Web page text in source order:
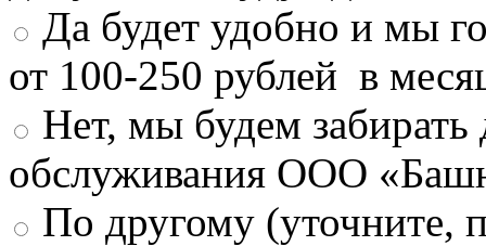
Да будет удобно и мы
от 100-250 рублей в
Нет, мы будем
обслуживания ООО
По другому (уточните,